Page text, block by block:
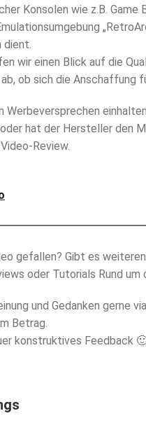
Konsolen wie z.B.
dient.
wir einen Blick auf die
ob sich die Anschaffung
Werbeversprechen
hat der Hersteller den
Review.
gefallen? Gibt es
oder Tutorials Rund um
und Gedanken gerne
Betrag.
konstruktives Feedback